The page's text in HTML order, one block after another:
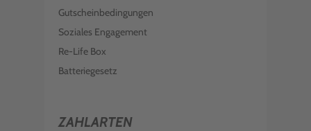
Gutscheinbedingungen
Soziales Engagement
Re-Life Box
Batteriegesetz
ZAHLARTEN